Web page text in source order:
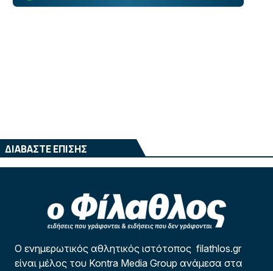
ΔΙΑΒΑΣΤΕ ΕΠΙΣΗΣ
Ο ενημερωτικός αθλητικός ιστότοπος filathlos.gr
είναι μέλος του Kontra Media Group ανάμεσα στα